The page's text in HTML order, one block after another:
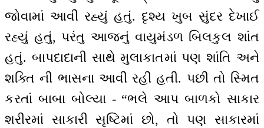
જોવામાં આવી રહ્યું હતું. દૃશ્ય ખુબ સુંદર દેખાઈ
રહ્યું હતું, પરંતુ આજનું વાયુમંડળ બિલકુલ શાંત
હતું. બાપદાદાની સાથે મુલાકાતમાં પણ શાંતિ અને
શક્તિ ની ભાસના આવી રહી હતી. પછી તો સ્મિત
કરતાં બાબા બોલ્યા - “ભલે આપ બાળકો સાકાર
શરીરમાં સાકારી સૃષ્ટિમાં છો, તો પણ સાકારમાં